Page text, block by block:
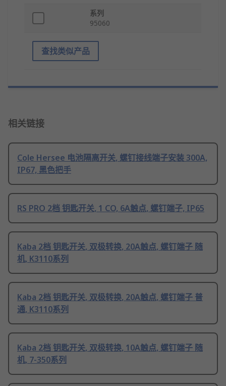
系列
95060
查找类似产品
相关链接
Cole Hersee 电池隔离开关, 螺钉接线端子安装 300A,
IP67, 黑色把手
RS PRO 2档 钥匙开关, 1 CO, 6A触点, 螺钉端子, IP65
Kaba 2档 钥匙开关, 双极转换, 20A触点, 螺钉端子 随
机, K3110系列
Kaba 2档 钥匙开关, 双极转换, 20A触点, 螺钉端子 普
通, K3110系列
Kaba 2档 钥匙开关, 双极转换, 10A触点, 螺钉端子 随
机, 7-350系列